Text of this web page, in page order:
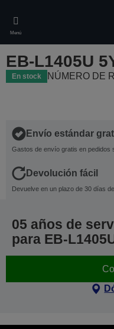
main
content
Menú
EB-L1405U
En stock NÚMERO DE
Envío estándar
Gastos de envío gratis en pedidos
Devolución fácil
Devuelve en un plazo de 30 días
05 años de
para EB-